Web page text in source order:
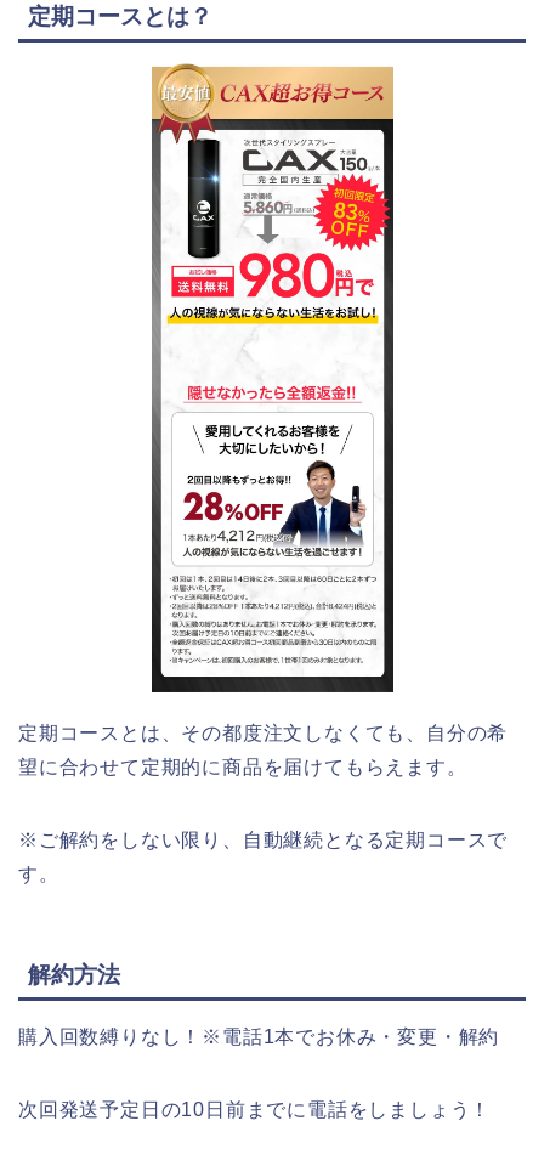
定期コースとは？
定期コースとは、その都度注文しなくても、自分の希
望に合わせて定期的に商品を届けてもらえます。
※ご解約をしない限り、自動継続となる定期コースで
す。
解約方法
購入回数縛りなし！※電話1本でお休み・変更・解約
次回発送予定日の10日前までに電話をしましょう！